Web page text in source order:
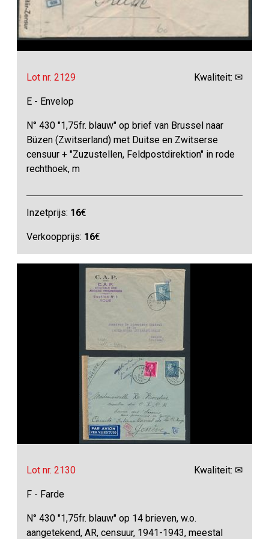
Lot nr. 2129 Kwaliteit: ✉
E - Envelop
N° 430 "1,75fr. blauw" op brief van Brussel naar
Büzen (Zwitserland) met Duitse en Zwitserse
censuur + "Zuzustellen, Feldpostdirektion" in rode
rechthoek, m
Inzetprijs: 16€
Verkoopprijs: 16€
Lot nr. 2130 Kwaliteit: ✉
F - Farde
N° 430 "1,75fr. blauw" op 14 brieven, w.o.
aangetekend, AR, censuur, 1941-1943, meestal